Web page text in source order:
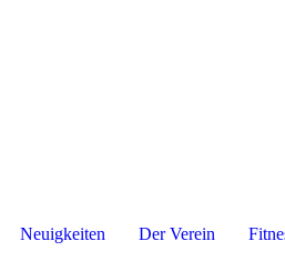
Neuigkeiten Der Verein